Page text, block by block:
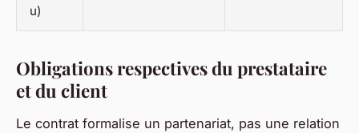
u)
Obligations respectives du prestataire
et du client
Le contrat formalise un partenariat, pas une relation